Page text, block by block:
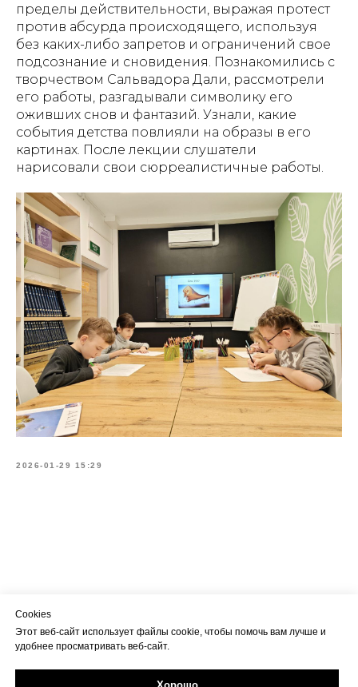
пределы действительности, выражая протест
против абсурда происходящего, используя
без каких-либо запретов и ограничений свое
подсознание и сновидения. Познакомились с
творчеством Сальвадора Дали, рассмотрели
его работы, разгадывали символику его
оживших снов и фантазий. Узнали, какие
события детства повлияли на образы в его
картинах. После лекции слушатели
нарисовали свои сюрреалистичные работы.
2026-01-29 15:29
Cookies
Этот веб-сайт использует файлы cookie, чтобы помочь вам лучше и
удобнее просматривать веб-сайт.